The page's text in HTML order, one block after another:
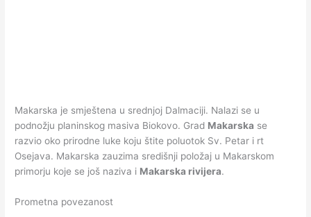
Makarska je smještena u srednjoj Dalmaciji. Nalazi se u
podnožju planinskog masiva Biokovo. Grad Makarska se
razvio oko prirodne luke koju štite poluotok Sv. Petar i rt
Osejava. Makarska zauzima središnji položaj u Makarskom
primorju koje se još naziva i Makarska rivijera.
Prometna povezanost